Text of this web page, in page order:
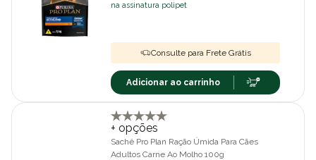
na assinatura polipet
Consulte para Frete Grátis
Adicionar ao carrinho
+ opções
Sachê Pro Plan Ração Úmida Para Cães
Adultos Carne Ao Molho 100g